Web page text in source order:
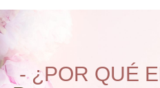
- ¿POR QUÉ